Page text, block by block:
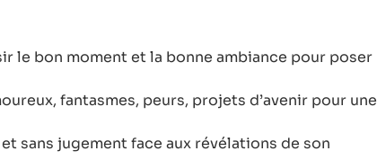
le bon moment et la bonne ambiance pour poser
fantasmes, peurs, projets d’avenir pour une
sans jugement face aux révélations de son